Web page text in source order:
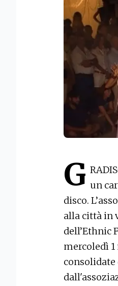
G un
disco.
alla città in
dell’Ethnic
mercoledì
consolidate